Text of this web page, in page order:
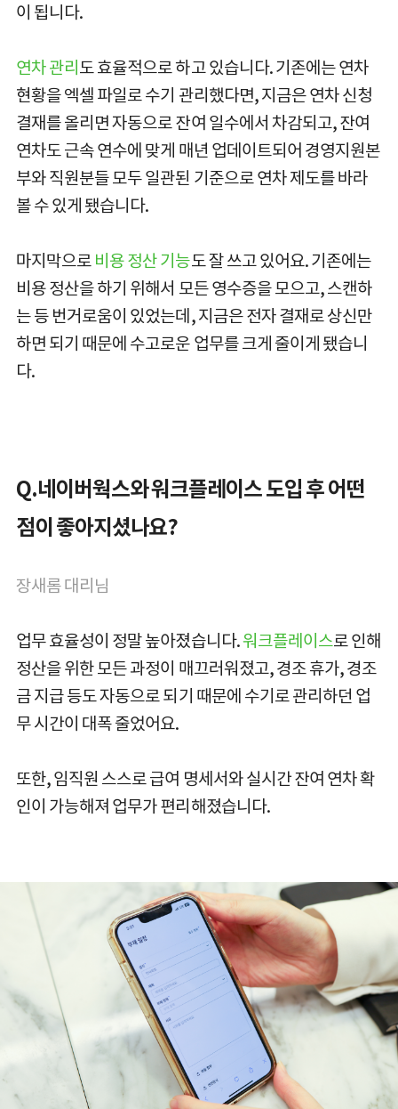
이 됩니다.
연차 관리 도 효율적으로 하고 있습니다. 기존에는 연차
현황을 엑셀 파일로 수기 관리했다면, 지금은 연차 신청
결재를 올리면 자동으로 잔여 일수에서 차감되고, 잔여
연차도 근속 연수에 맞게 매년 업데이트되어 경영지원본
부와 직원분들 모두 일관된 기준으로 연차 제도를 바라
볼 수 있게 됐습니다.
마지막으로 비용 정산 기능도 잘 쓰고 있어요. 기존에는
비용 정산을 하기 위해서 모든 영수증을 모으고, 스캔하
는 등 번거로움이 있었는데, 지금은 전자 결재로 상신만
하면 되기 때문에 수고로운 업무를 크게 줄이게 됐습니
다.
Q.네이버웍스와 워크플레이스 도입 후 어떤
점이 좋아지셨나요?
장새롬 대리님
업무 효율성이 정말 높아졌습니다.워크플레이스로 인해
정산을 위한 모든 과정이 매끄러워졌고, 경조 휴가, 경조
금 지급 등도 자동으로 되기 때문에 수기로 관리하던 업
무 시간이 대폭 줄었어요.
또한, 임직원 스스로 급여 명세서와 실시간 잔여 연차 확
인이 가능해져 업무가 편리해졌습니다.